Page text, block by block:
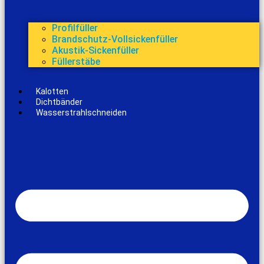
Profilfüller
Brandschutz-Vollsickenfüller
Akustik-Sickenfüller
Füllerstäbe
Kalotten
Dichtbänder
Wasserstrahlschneiden